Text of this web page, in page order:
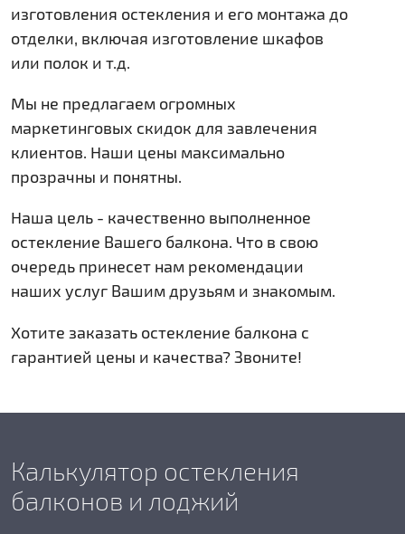
изготовления остекления и его монтажа до
отделки, включая изготовление шкафов
или полок и т.д.
Мы не предлагаем огромных
маркетинговых скидок для завлечения
клиентов. Наши цены максимально
прозрачны и понятны.
Наша цель - качественно выполненное
остекление Вашего балкона. Что в свою
очередь принесет нам рекомендации
наших услуг Вашим друзьям и знакомым.
Хотите заказать остекление балкона с
гарантией цены и качества? Звоните!
Калькулятор остекления
балконов и лоджий